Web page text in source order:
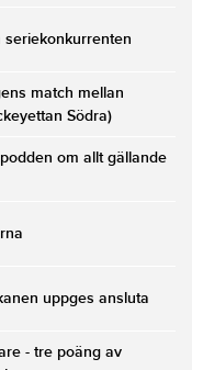
match mellan
Södra)
om allt gällande
uppges ansluta
- tre poäng av